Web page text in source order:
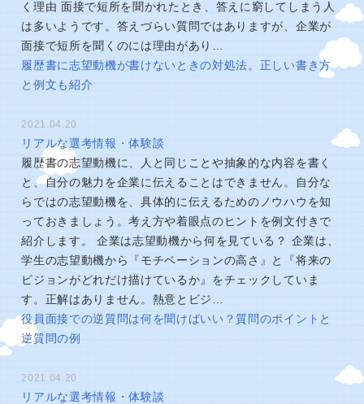
く理由 面接で短所を聞かれたとき、答えに窮してしまう人
は多いようです。答えづらい質問ではありますが、企業が
面接で短所を聞くのには理由があり…
履歴書に志望動機が書けないときの対処法。正しい書き方
と例文も紹介
2021.04.20
リアルな選考情報・体験談
履歴書の志望動機に、人と同じことや抽象的な内容を書く
と、自分の魅力を企業に伝えることはできません。自分な
らではの志望動機を、具体的に伝えるためのノウハウを知
っておきましょう。考え方や着眼点のヒントを例文付きで
紹介します。 企業は志望動機から何を見ている？ 企業は、
学生の志望動機から『モチベーションの高さ』と『将来の
ビジョンがどれだけ描けているか』をチェックしていま
す。正解はありません。熱意とビジ…
役員面接での逆質問は何を聞けばいい？質問のポイントと
逆質問の例
2021.04.20
リアルな選考情報・体験談